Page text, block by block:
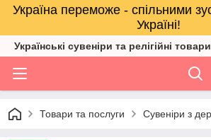
Україна переможе - спільними
Україні!
Українські сувеніри та релігійнi товари
Товари та послуги Сувеніри з